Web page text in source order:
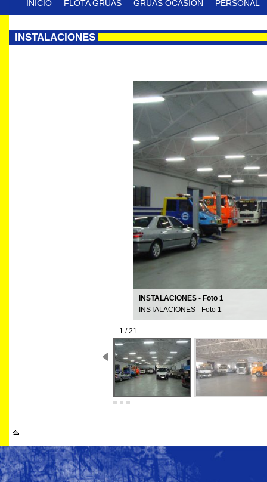
INICIO FLOTA GRUAS GRUAS OCASION PERSONAL
INSTALACIONES
INSTALACIONES - Foto 1
INSTALACIONES - Foto 1
1 / 21